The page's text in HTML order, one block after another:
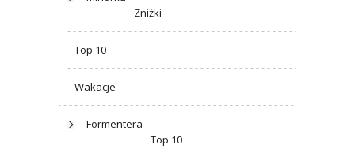
Zniżki
Top 10
Wakacje
Formentera
Top 10